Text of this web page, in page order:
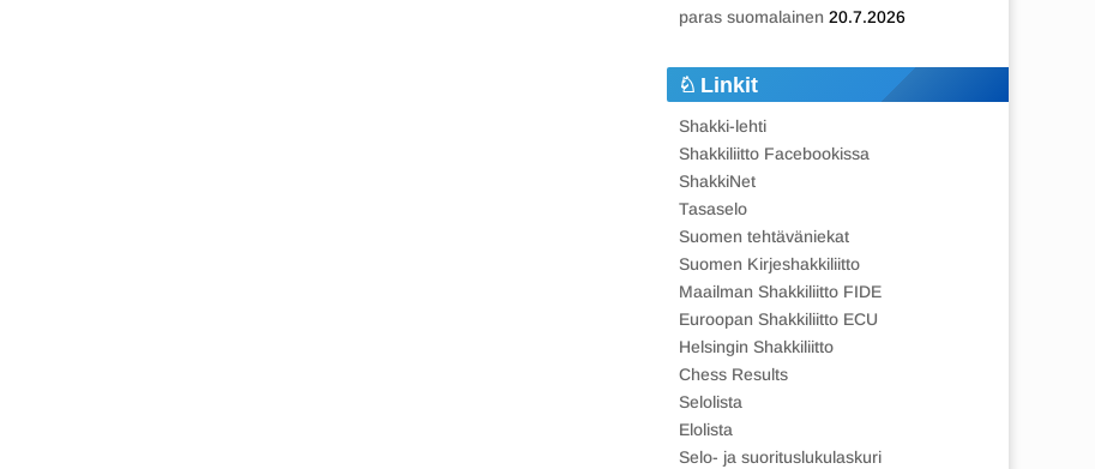
paras suomalainen 20.7.2026
Linkit
Shakki-lehti
Shakkiliitto Facebookissa
ShakkiNet
Tasaselo
Suomen tehtäväniekat
Suomen Kirjeshakkiliitto
Maailman Shakkiliitto FIDE
Euroopan Shakkiliitto ECU
Helsingin Shakkiliitto
Chess Results
Selolista
Elolista
Selo- ja suorituslukulaskuri